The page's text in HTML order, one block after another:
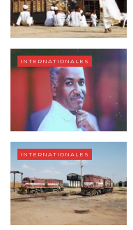
INTERNATIONALES
INTERNATIONALES